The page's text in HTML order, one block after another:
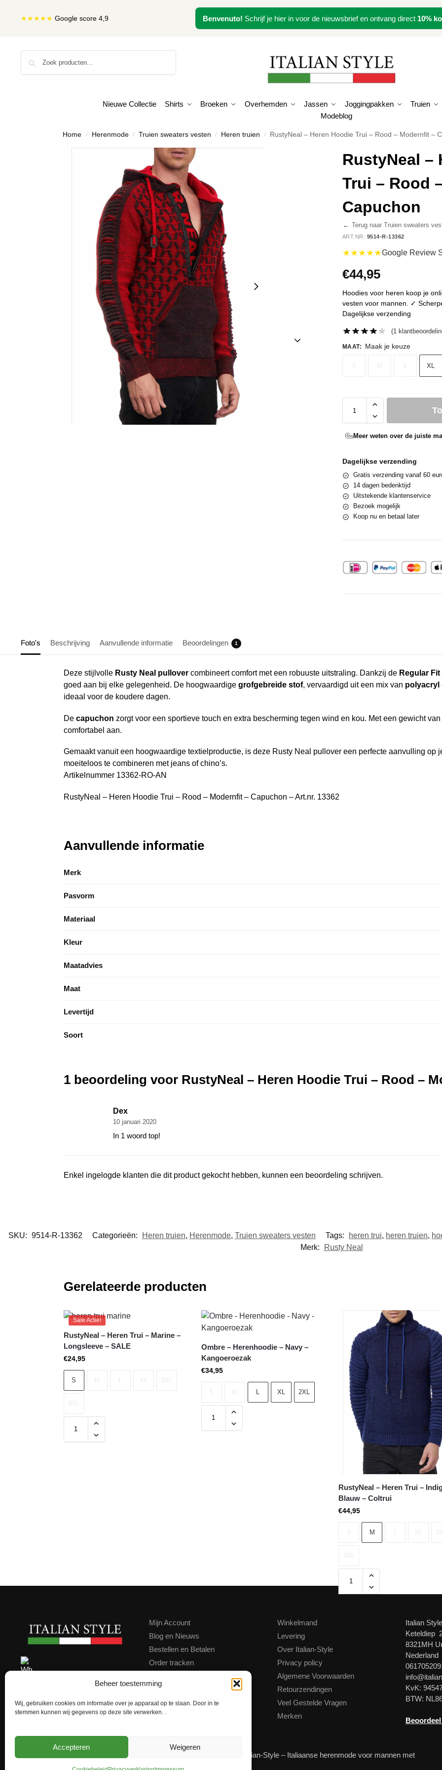
Beheer toestemming
Wij, gebruiken cookies om informatie over je apparaat op te slaan. Door in te
stemmen kunnen wij gegevens op deze site verwerken. .
Accepteren Weigeren
★★★★★ Google score 4,9 Benvenuto! Schrijf je hier in voor de nieuwsbrief en ontvang direct 10%
Nieuwe Collectie Shirts Broeken Overhemden Jassen Joggingpakken
Truien
Modeblog
Home / Herenmode / Truien sweaters vesten / Heren truien / RustyNeal – Heren Hoodie Trui – Rood – Modernfit –
RustyNeal –
Trui – Rood
Capuchon
← Terug naar Truien sweaters
ART.NR: 9514-R-13362
★★★★★Google Review
€44,95
Hoodies voor heren koop je
vesten voor mannen. ✓
Dagelijkse verzending
(1
MAAT: Maak je keuze
XL
Meer weten over de juiste
Dagelijkse verzending
Gratis verzending vanaf 60
14 dagen bedenktijd
Uitstekende klantenservice
Bezoek mogelijk
Koop nu en betaal later
Foto's Beschrijving Aanvullende informatie Beoordelingen 1
Deze stijlvolle Rusty Neal pullovercombineert comfort met een robuuste uitstraling. Dankzij de Regular Fit
goed aan bij elke gelegenheid. De hoogwaardige grofgebreide stof, vervaardigd uit een mix van polyacryl
ideaal voor de koudere dagen.
De capuchon zorgt voor een sportieve touch en extra bescherming tegen wind en kou. Met een gewicht van
comfortabel aan.
Gemaakt vanuit een hoogwaardige textielproductie, is deze Rusty Neal pullover een perfecte aanvulling op
moeiteloos te combineren met jeans of chino’s.
Artikelnummer 13362-RO-AN
RustyNeal – Heren Hoodie Trui – Rood – Modernfit – Capuchon – Art.nr. 13362
Aanvullende informatie
Merk
Pasvorm
Materiaal
Kleur
Maatadvies
Maat
Levertijd
Soort
1 beoordeling voor RustyNeal – Heren Hoodie Trui – Rood –
Dex
10 januari 2020
In 1 woord top!
Enkel ingelogde klanten die dit product gekocht hebben, kunnen een beoordeling schrijven.
SKU: 9514-R-13362 Categorieën: Heren truien, Herenmode, Truien sweaters vesten Tags: heren trui, heren truien,
Merk:
Rusty Neal
Gerelateerde producten
Sale Actie!
RustyNeal – Heren Trui – Marine –
Longsleeve – SALE
€24,95
S
Ombre – Herenhoodie – Navy –
Kangoeroezak
€34,95
XL 2XL
RustyNeal – Heren Trui –
Blauw – Coltrui
€44,95
M
★★★★★ Google score 4,9
Mijn Account
Blog en Nieuws
Bestellen en Betalen
Order tracken
Klachten
Kortingscode
Achteraf Betalen
Winkelmand
Levering
Over Italian-Style
Privacy policy
Algemene Voorwaarden
Retourzendingen
Veel Gestelde Vragen
Merken
Italian
Keteldiep
8321MH
Nederland
KvK:
BTW:
© Italian-Style – Italiaanse herenmode voor mannen met